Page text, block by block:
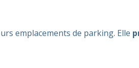
emplacements de parking. Elle